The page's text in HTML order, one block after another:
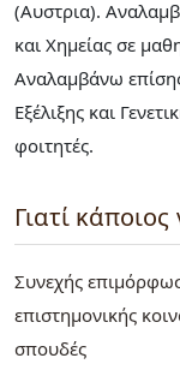
(Αυστρια).
και Χημείας σε
Αναλαμβάνω
Εξέλιξης και
φοιτητές.
Γιατί
Συνεχής
επιστημονικής
σπουδές